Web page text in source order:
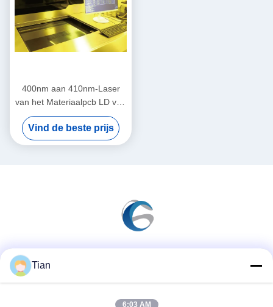
400nm aan 410nm-Laser
van het Materiaalpcb LD van
de Laser de Directe
Weergave
Vind de beste prijs
Tian
6:03 AM